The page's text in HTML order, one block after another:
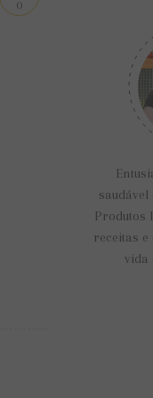
0
Produtos
receitas
vida